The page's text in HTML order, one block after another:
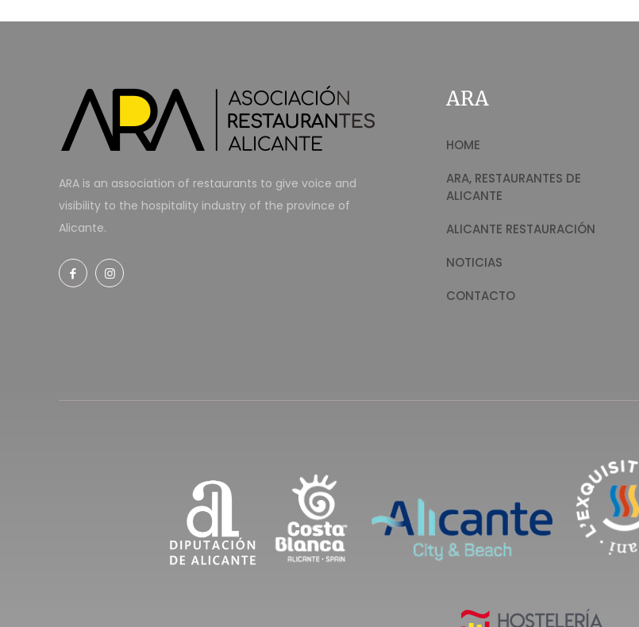
ARA is an association of restaurants to give voice and
visibility to the hospitality industry of the province of
Alicante.
ARA
HOME
ARA, RESTAURANTES DE
ALICANTE
ALICANTE RESTAURACIÓN
NOTICIAS
CONTACTO